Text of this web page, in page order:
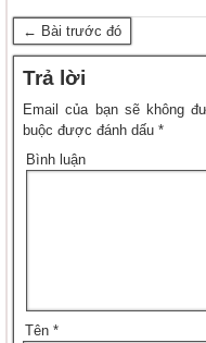
← Bài trước đó
Trả lời
Email của bạn sẽ không
buộc được đánh dấu *
Bình luận
Tên *